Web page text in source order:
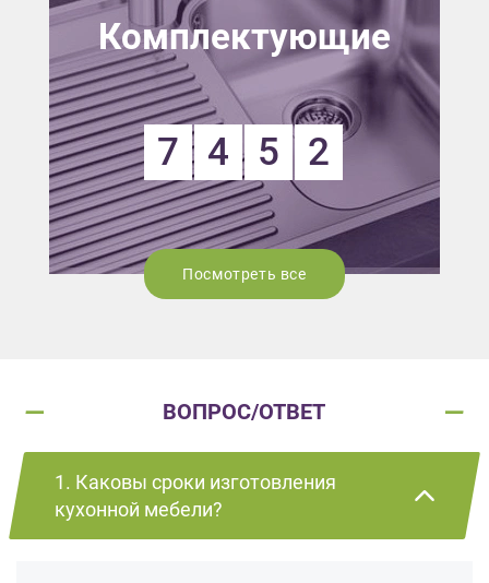
Комплектующие
7 4 5 2
Посмотреть все
ВОПРОС/ОТВЕТ
1. Каковы сроки изготовления
кухонной мебели?